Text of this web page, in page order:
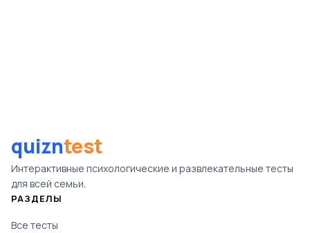
quizntest
Интерактивные психологические и развлекательные тесты
для всей семьи.
РАЗДЕЛЫ
Все тесты